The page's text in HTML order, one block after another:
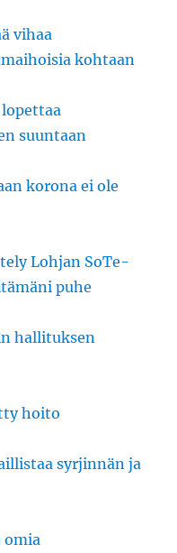
vihaa
kohtaan
suuntaan
korona ei ole
Lohjan SoTe-
puhe
hallituksen
hoito
syrjinnän ja
omia